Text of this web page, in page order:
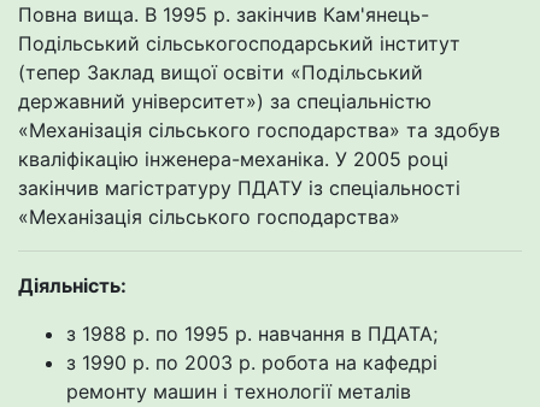
Повна вища. В 1995 р. закінчив Кам'янець-
Подільський сільськогосподарський інститут
(тепер Заклад вищої освіти «Подільський
державний університет») за спеціальністю
«Механізація сільського господарства» та здобув
кваліфікацію інженера-механіка. У 2005 році
закінчив магістратуру ПДАТУ із спеціальності
«Механізація сільського господарства»
Діяльність:
з 1988 р. по 1995 р. навчання в ПДАТА;
з 1990 р. по 2003 р. робота на кафедрі
ремонту машин і технології металів